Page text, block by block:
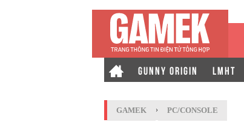
GUNNY ORIGIN LMHT
GAMEK › PC/CONSOLE